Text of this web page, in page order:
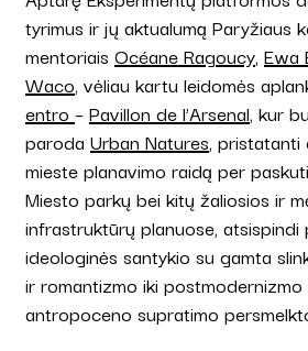
tyrimus ir jų aktualumą Paryžiaus
mentoriais Océane Ragoucy, Ewa
Waco, vėliau kartu leidomės
entro – Pavillon de l’Arsenal, kur
paroda Urban Natures, pristatanti
mieste planavimo raidą per
Miesto parkų bei kitų žaliosios ir
infrastruktūrų planuose, atsispindi
ideologinės santykio su gamta
ir romantizmo iki postmodernizmo
antropoceno supratimo